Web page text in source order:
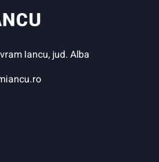
Iancu, jud. Alba